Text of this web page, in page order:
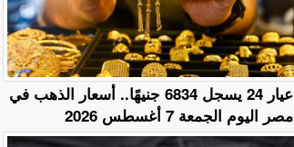
عيار 24 يسجل 6834 جنيهًا.. أسعار الذهب في
مصر اليوم الجمعة 7 أغسطس 2026